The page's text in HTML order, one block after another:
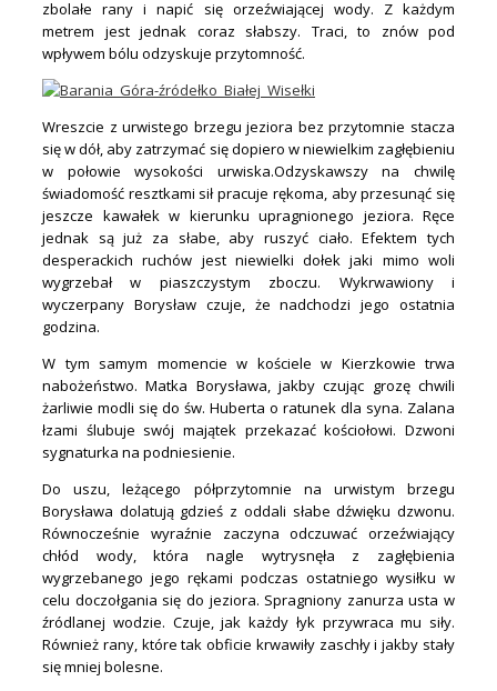
zbolałe rany i napić się orzeźwiającej wody. Z każdym
metrem jest jednak coraz słabszy. Traci, to znów pod
wpływem bólu odzyskuje przytomność.
Wreszcie z urwistego brzegu jeziora bez przytomnie stacza
się w dół, aby zatrzymać się dopiero w niewielkim zagłębieniu
w połowie wysokości urwiska.Odzyskawszy na chwilę
świadomość resztkami sił pracuje rękoma, aby przesunąć się
jeszcze kawałek w kierunku upragnionego jeziora. Ręce
jednak są już za słabe, aby ruszyć ciało. Efektem tych
desperackich ruchów jest niewielki dołek jaki mimo woli
wygrzebał w piaszczystym zboczu. Wykrwawiony i
wyczerpany Borysław czuje, że nadchodzi jego ostatnia
godzina.
W tym samym momencie w kościele w Kierzkowie trwa
nabożeństwo. Matka Borysława, jakby czując grozę chwili
żarliwie modli się do św. Huberta o ratunek dla syna. Zalana
łzami ślubuje swój majątek przekazać kościołowi. Dzwoni
sygnaturka na podniesienie.
Do uszu, leżącego półprzytomnie na urwistym brzegu
Borysława dolatują gdzieś z oddali słabe dźwięku dzwonu.
Równocześnie wyraźnie zaczyna odczuwać orzeźwiający
chłód wody, która nagle wytrysnęła z zagłębienia
wygrzebanego jego rękami podczas ostatniego wysiłku w
celu doczołgania się do jeziora. Spragniony zanurza usta w
źródlanej wodzie. Czuje, jak każdy łyk przywraca mu siły.
Również rany, które tak obficie krwawiły zaschły i jakby stały
się mniej bolesne.